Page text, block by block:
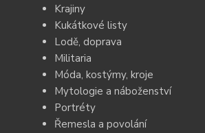
Krajiny
Kukátkové listy
Lodě, doprava
Militaria
Móda, kostýmy, kroje
Mytologie a náboženství
Portréty
Řemesla a povolání